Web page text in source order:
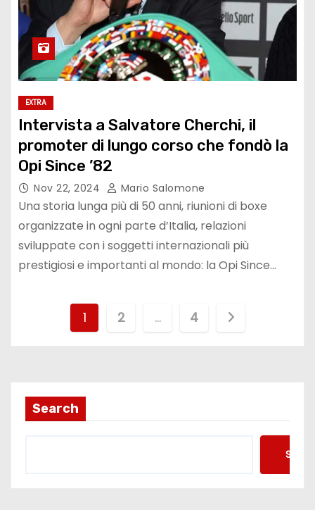
EXTRA
Intervista a Salvatore Cherchi, il
promoter di lungo corso che fondò la
Opi Since ’82
Nov 22, 2024 Mario Salomone
Una storia lunga più di 50 anni, riunioni di boxe
organizzate in ogni parte d’Italia, relazioni
sviluppate con i soggetti internazionali più
prestigiosi e importanti al mondo: la Opi Since…
i
1 2 … 4
Search